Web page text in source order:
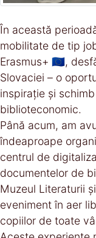
În această
mobilitate de tip
Erasmus+ 🇪🇺,
Slovaciei – o
inspirație și
biblioteconomic.
Până acum, am
îndeaproape
centrul de
documentelor de
Muzeul Literaturii
eveniment în aer
copiilor de toate